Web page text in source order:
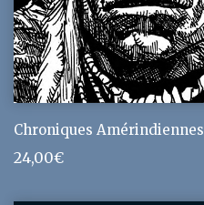
Chroniques Amérindiennes
24,00€